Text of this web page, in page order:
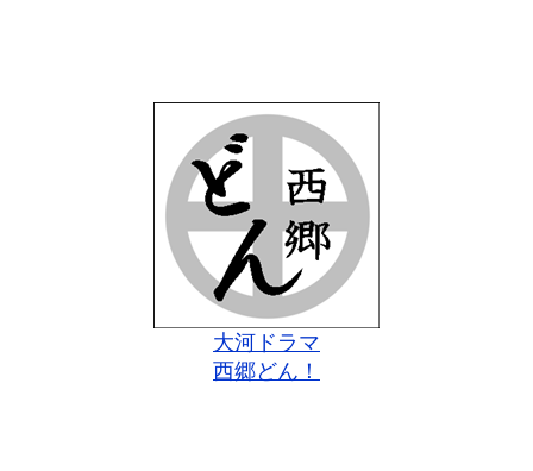
大河ドラマ
西郷どん！